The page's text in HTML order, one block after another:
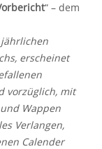
“ – dem
erscheinet
vorzüglich, mit
Wappen
Verlangen,
Calender